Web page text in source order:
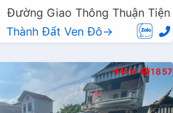
Đường Giao Thông Thuận Tiện
Thành Đất Ven Đô→
Đ.N 1857